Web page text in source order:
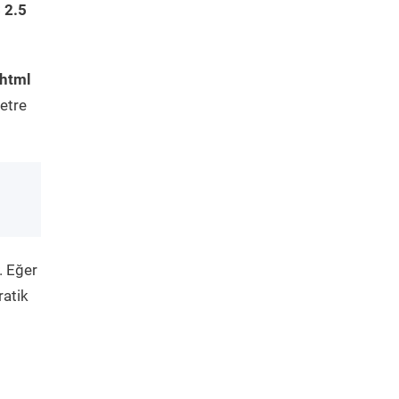
2.5
Eğer